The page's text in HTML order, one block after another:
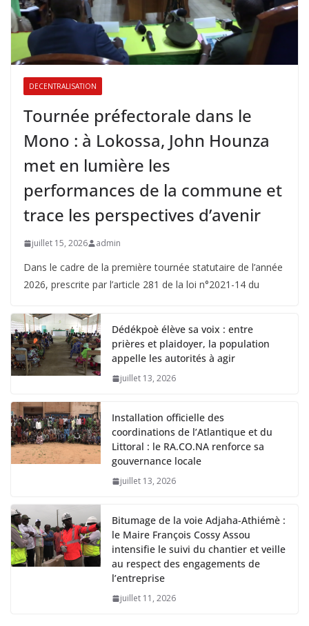
DECENTRALISATION
Tournée préfectorale dans le
Mono : à Lokossa, John Hounza
met en lumière les
performances de la commune et
trace les perspectives d’avenir
juillet 15, 2026 admin
Dans le cadre de la première tournée statutaire de l’année
2026, prescrite par l’article 281 de la loi n°2021-14 du
Dédékpoè élève sa voix : entre
prières et plaidoyer, la population
appelle les autorités à agir
juillet 13, 2026
Installation officielle des
coordinations de l’Atlantique et du
Littoral : le RA.CO.NA renforce sa
gouvernance locale
juillet 13, 2026
Bitumage de la voie Adjaha-Athiémè :
le Maire François Cossy Assou
intensifie le suivi du chantier et veille
au respect des engagements de
l’entreprise
juillet 11, 2026